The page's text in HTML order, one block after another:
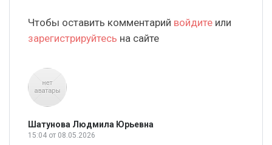
Чтобы оставить комментарий войдите или
зарегистрируйтесь на сайте
Шатунова Людмила Юрьевна
15:04 от 08.05.2026